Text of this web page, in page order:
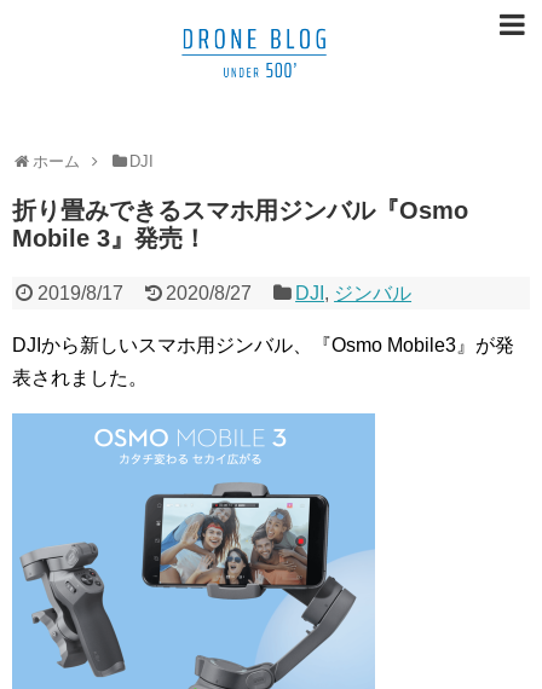
ホーム DJI
折り畳みできるスマホ用ジンバル『Osmo
Mobile 3』発売！
2019/8/17 2020/8/27 DJI , ジンバル
DJIから新しいスマホ用ジンバル、『Osmo Mobile3』が発
表されました。